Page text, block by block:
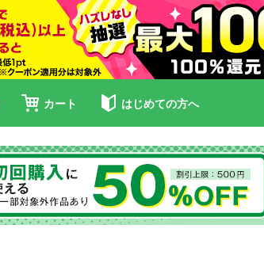
カート はじめての方へ